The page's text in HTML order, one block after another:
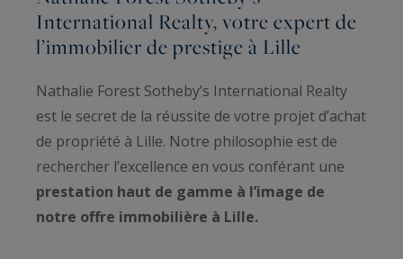
International Realty, votre expert de
l’immobilier de prestige à Lille
Nathalie Forest Sotheby’s International Realty
est le secret de la réussite de votre projet d’achat
de propriété à Lille. Notre philosophie est de
rechercher l’excellence en vous conférant une
prestation haut de gamme à l’image de
notre offre immobilière à Lille.